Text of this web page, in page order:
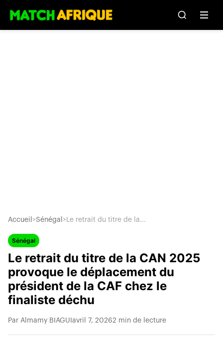
Accueil >Sénégal > Le retrait du titre de la...
Sénégal
Le retrait du titre de la CAN 2025
provoque le déplacement du
président de la CAF chez le
finaliste déchu
Par Almamy BIAGUI avril 7, 20262 min de lecture